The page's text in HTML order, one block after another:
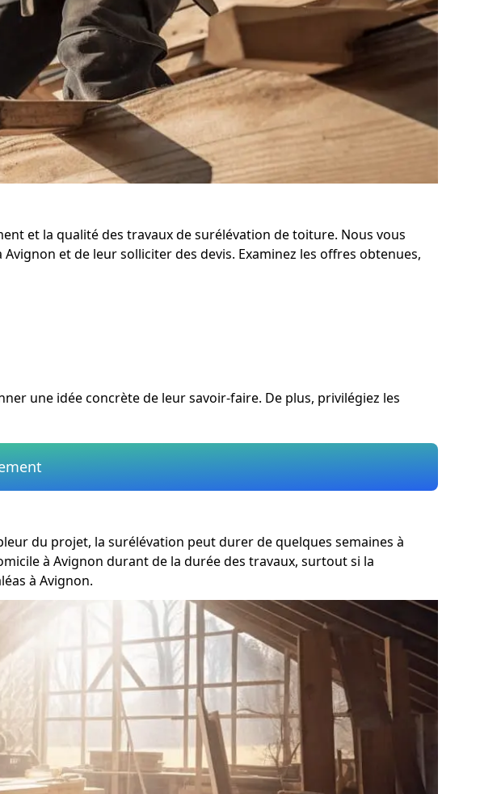
et la qualité des travaux de surélévation de toiture. Nous vous
et de leur solliciter des devis. Examinez les offres obtenues,
une idée concrète de leur savoir-faire. De plus, privilégiez les
du projet, la surélévation peut durer de quelques semaines à
à Avignon durant de la durée des travaux, surtout si la
à Avignon.